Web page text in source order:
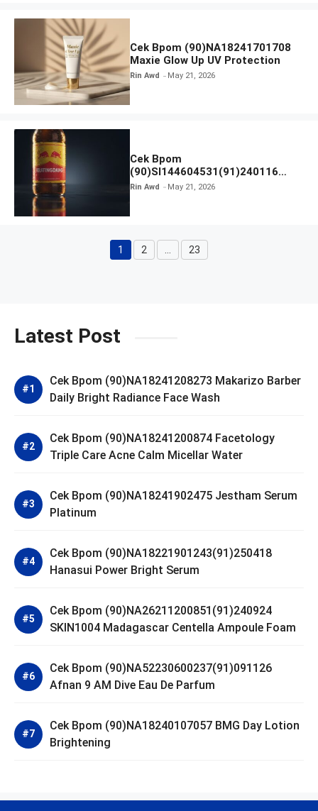
Cek Bpom (90)NA18241701708
Maxie Glow Up UV Protection
Rin Awd May 21, 2026
Cek Bpom
(90)SI144604531(91)240116
Kratingdaeng Red Bull
Rin Awd May 21, 2026
Page
1 Page
2 Page
23
Latest Post
Cek Bpom (90)NA18241208273 Makarizo Barber
Daily Bright Radiance Face Wash
Cek Bpom (90)NA18241200874 Facetology
Triple Care Acne Calm Micellar Water
Cek Bpom (90)NA18241902475 Jestham Serum
Platinum
Cek Bpom (90)NA18221901243(91)250418
Hanasui Power Bright Serum
Cek Bpom (90)NA26211200851(91)240924
SKIN1004 Madagascar Centella Ampoule Foam
Cek Bpom (90)NA52230600237(91)091126
Afnan 9 AM Dive Eau De Parfum
Cek Bpom (90)NA18240107057 BMG Day Lotion
Brightening